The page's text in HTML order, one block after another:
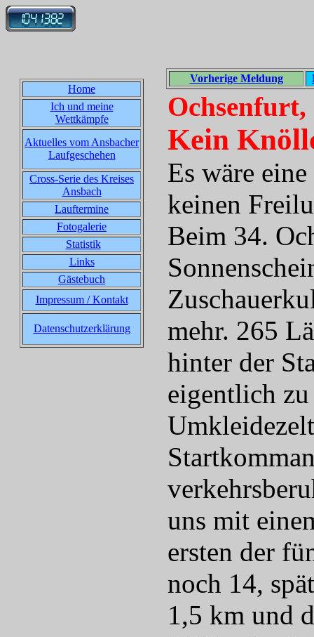
Home
Ich und meine
Wettkämpfe
Aktuelles vom Ansbacher
Laufgeschehen
Cross-Serie des Kreises
Ansbach
Lauftermine
Fotogalerie
Statistik
Links
Gästebuch
Impressum / Kontakt
Datenschutzerklärung
Vorherige Meldung
Ochsenfurt,
Kein
Es wäre
keinen
Beim 34.
mehr. 265
hinter der
eigentlich
uns mit
ersten der
noch 14,
1,5 km und